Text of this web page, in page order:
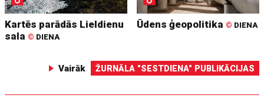
Kartēs parādās Lieldienu
sala © DIENA
Ūdens ģeopolitika © DIENA
Vairāk ŽURNĀLA "SESTDIENA" PUBLIKĀCIJAS